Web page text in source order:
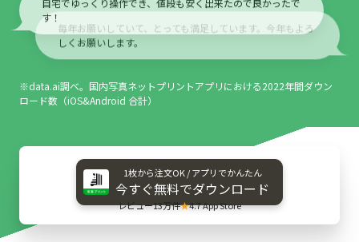
綺麗で早い郵送で嬉しい、何より格安です。
毎年お願いしていて、とっても満足しています。今年もよろ
しくお願いします。
※data.ai調べ。国内写真ネットプリントアプリにおける2022年間ダウン
ロード数（iOS&Android 合計）
1枚から​注文OK / アプリで​かんたん
今すぐ​無料で​ダウンロード
レビュー13万件★4.7 App Store